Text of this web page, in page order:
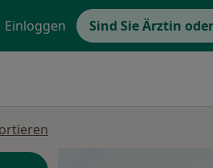
Einloggen Sind Sie Ärztin